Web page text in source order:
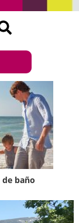
de baño